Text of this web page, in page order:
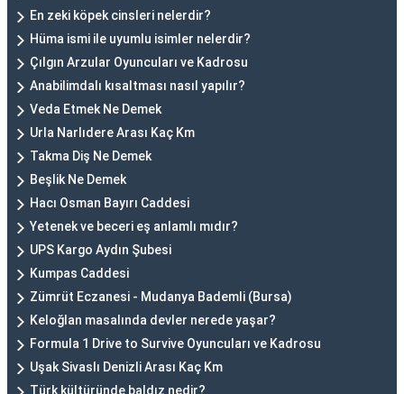
En zeki köpek cinsleri nelerdir?
Hüma ismi ile uyumlu isimler nelerdir?
Çılgın Arzular Oyuncuları ve Kadrosu
Anabilimdalı kısaltması nasıl yapılır?
Veda Etmek Ne Demek
Urla Narlıdere Arası Kaç Km
Takma Diş Ne Demek
Beşlik Ne Demek
Hacı Osman Bayırı Caddesi
Yetenek ve beceri eş anlamlı mıdır?
UPS Kargo Aydın Şubesi
Kumpas Caddesi
Zümrüt Eczanesi - Mudanya Bademli (Bursa)
Keloğlan masalında devler nerede yaşar?
Formula 1 Drive to Survive Oyuncuları ve Kadrosu
Uşak Sivaslı Denizli Arası Kaç Km
Türk kültüründe baldız nedir?